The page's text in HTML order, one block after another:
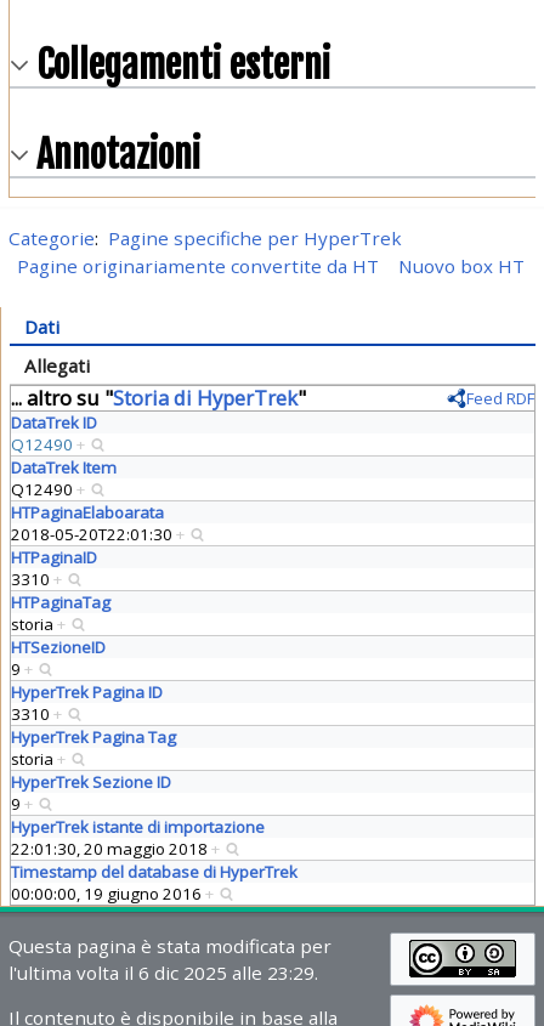
Collegamenti esterni
Annotazioni
Categorie: Pagine specifiche per HyperTrek
Pagine originariamente convertite da HT
Nuovo box HT
Dati
Allegati
... altro su "Storia di HyperTrek"
Feed RDF
DataTrek ID
Q12490 +
DataTrek Item
Q12490 +
HTPaginaElaboarata
2018-05-20T22:01:30 +
HTPaginaID
3310 +
HTPaginaTag
storia +
HTSezioneID
9 +
HyperTrek Pagina ID
3310 +
HyperTrek Pagina Tag
storia +
HyperTrek Sezione ID
9 +
HyperTrek istante di importazione
22:01:30, 20 maggio 2018 +
Timestamp del database di HyperTrek
00:00:00, 19 giugno 2016 +
Questa pagina è stata modificata per
l'ultima volta il 6 dic 2025 alle 23:29.
Il contenuto è disponibile in base alla